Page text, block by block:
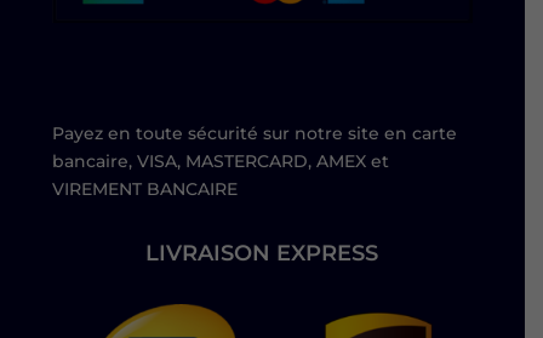
Payez en toute sécurité sur notre site en carte
bancaire, VISA, MASTERCARD, AMEX et
VIREMENT BANCAIRE
LIVRAISON EXPRESS